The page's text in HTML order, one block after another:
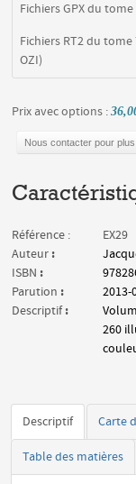
Fichiers GPX du tome
Fichiers RT2 du
OZI)
Prix avec options :
Nous contacter pour
Référence :
EX29
Auteur :
ISBN :
Parution :
2013-
Descriptif:
260
Descriptif Carte
Table des matières